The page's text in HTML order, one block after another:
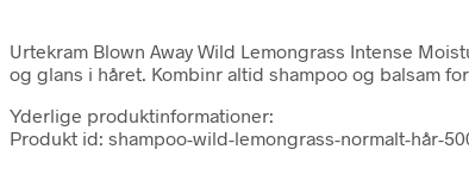
Urtekram Blown Away Wild Lemongrass Intense
og glans i håret. Kombinr altid shampoo og balsam
Yderlige produktinformationer:
Produkt id: shampoo-wild-lemongrass-normalt-hår-